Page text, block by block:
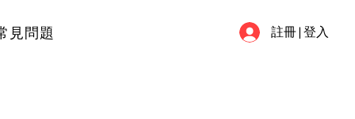
見問題 註冊 | 登入